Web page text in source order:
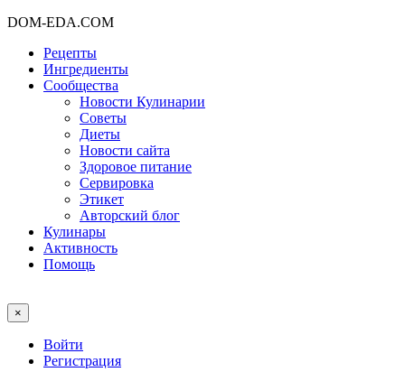
DOM-EDA.COM
Рецепты
Ингредиенты
Сообщества
Новости Кулинарии
Советы
Диеты
Новости сайта
Здоровое питание
Сервировка
Этикет
Авторский блог
Кулинары
Активность
Помощь
×
Войти
Регистрация